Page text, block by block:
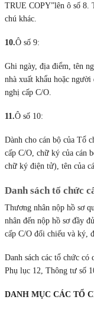
TRUE COPY”lên ô số 8.
chú khác.
10.Ô số 9:
Ghi ngày, địa điểm, tên
nhà xuất khẩu hoặc
nghị cấp C/O.
11.Ô số 10:
Dành cho cán bộ của Tổ
cấp C/O, chữ ký của cán
chữ ký điện tử), tên của
Danh sách tổ chức
Thương nhân nộp hồ sơ
nhân đến nộp hồ sơ đầy
cấp C/O đối chiếu và ký,
Danh sách các tổ chức
Phụ lục 12, Thông tư số
DANH MỤC CÁC TỔ